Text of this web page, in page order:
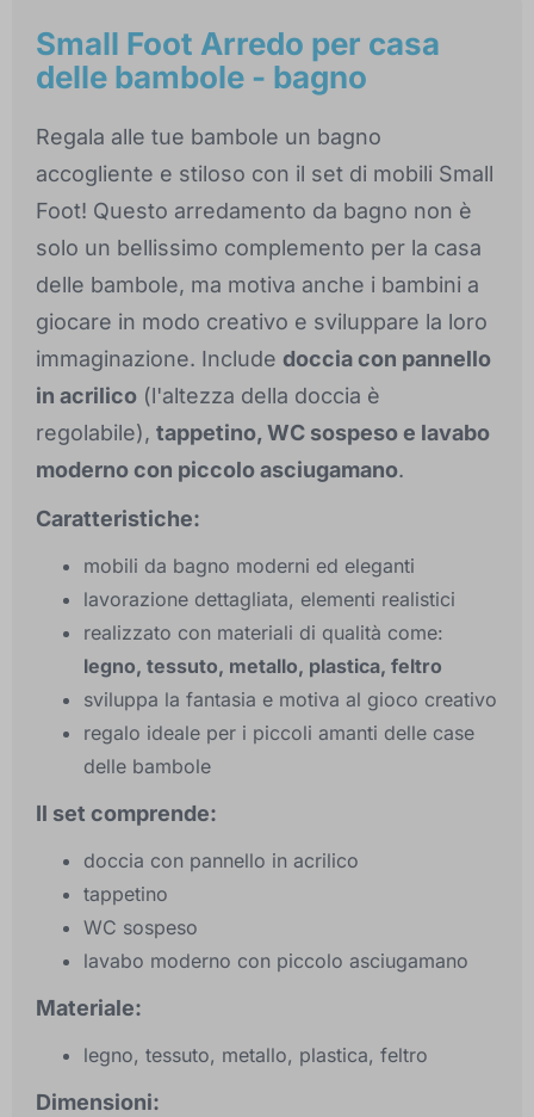
Small Foot Arredo per casa
delle bambole - bagno
Regala alle tue bambole un bagno
accogliente e stiloso con il set di mobili Small
Foot! Questo arredamento da bagno non è
solo un bellissimo complemento per la casa
delle bambole, ma motiva anche i bambini a
giocare in modo creativo e sviluppare la loro
immaginazione. Include doccia con pannello
in acrilico (l'altezza della doccia è
regolabile), tappetino, WC sospeso e lavabo
moderno con piccolo asciugamano.
Caratteristiche:
mobili da bagno moderni ed eleganti
lavorazione dettagliata, elementi realistici
realizzato con materiali di qualità come:
legno, tessuto, metallo, plastica, feltro
sviluppa la fantasia e motiva al gioco creativo
regalo ideale per i piccoli amanti delle case
delle bambole
Il set comprende:
doccia con pannello in acrilico
tappetino
WC sospeso
lavabo moderno con piccolo asciugamano
Materiale:
legno, tessuto, metallo, plastica, feltro
Dimensioni: